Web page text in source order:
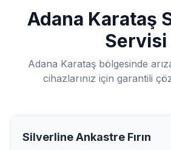
Adana Karataş
Servisi
Adana Karataş bölgesinde
cihazlarınız için garantili
Silverline Ankastre Fırın